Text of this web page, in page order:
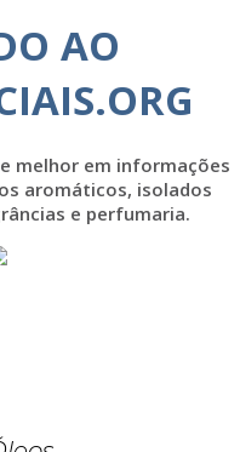
AO
melhor em informações
aromáticos, isolados
e perfumaria.